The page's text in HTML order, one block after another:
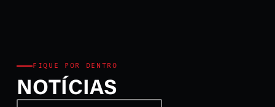
FIQUE POR DENTRO
NOTÍCIAS